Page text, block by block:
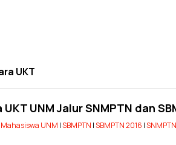
UKT
UNM Jalur SNMPTN dan
Mahasiswa UNM |SBMPTN |SBMPTN 2016 |SNMPTN